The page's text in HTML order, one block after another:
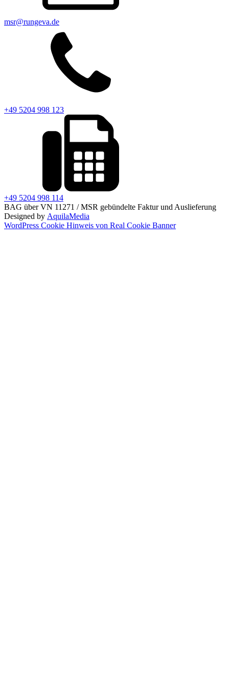
msr@rungeva.de
+49 5204 998 123
+49 5204 998 114
BAG über VN 11271 / MSR gebündelte Faktur und Auslieferung
Designed by AquilaMedia
WordPress Cookie Hinweis von Real Cookie Banner